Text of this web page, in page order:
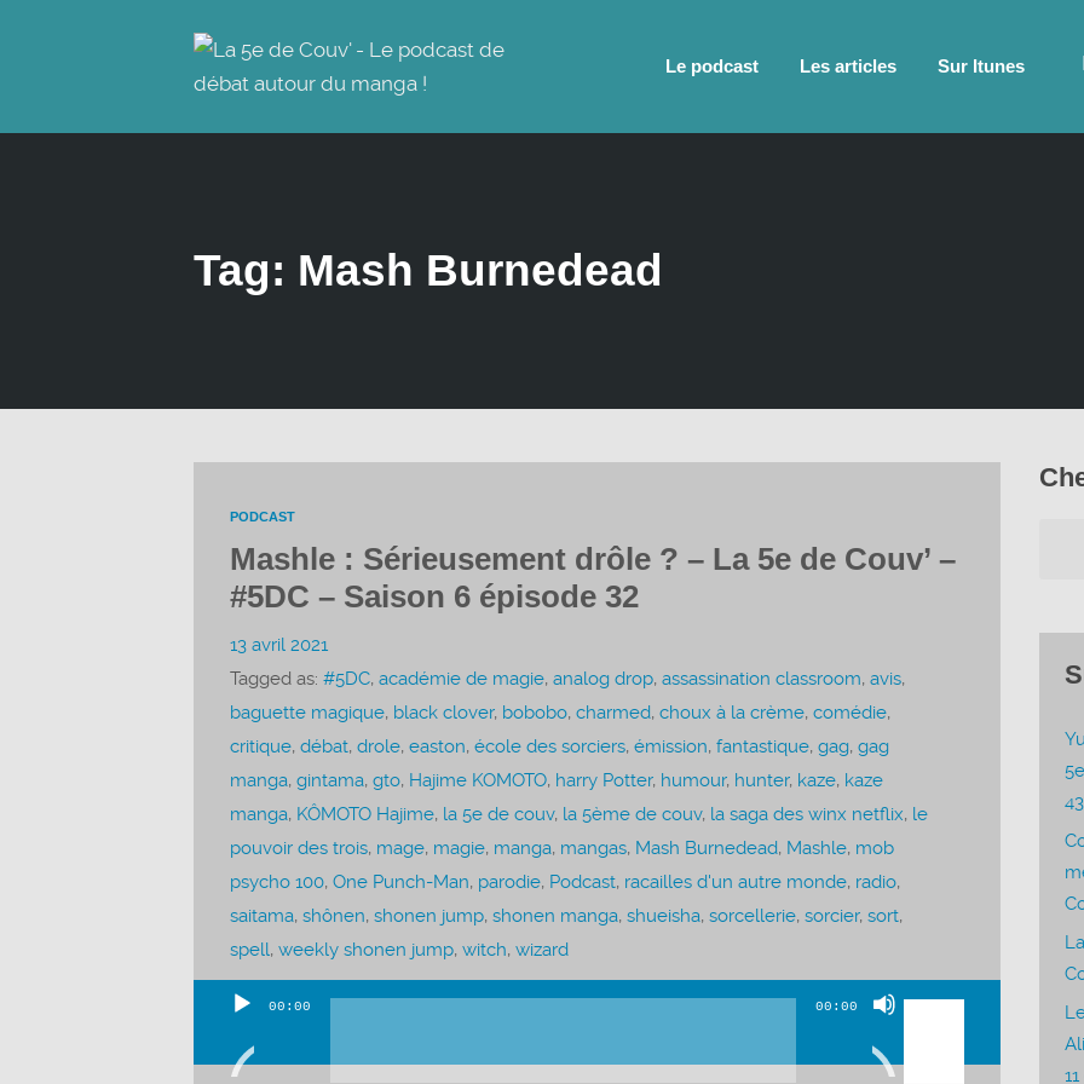
Le podcast Les articles Sur Itunes
Tag: Mash Burnedead
PODCAST
Mashle : Sérieusement drôle ? – La 5e de Couv’ –
#5DC – Saison 6 épisode 32
13 avril 2021
Tagged as: #5DC, académie de magie, analog drop, assassination classroom, avis,
baguette magique, black clover, bobobo, charmed, choux à la crème, comédie,
critique, débat, drole, easton, école des sorciers, émission, fantastique, gag, gag
manga, gintama, gto, Hajime KOMOTO, harry Potter, humour, hunter, kaze, kaze
manga, KÔMOTO Hajime, la 5e de couv, la 5ème de couv, la saga des winx netflix, le
pouvoir des trois, mage, magie, manga, mangas, Mash Burnedead, Mashle, mob
psycho 100, One Punch-Man, parodie, Podcast, racailles d'un autre monde, radio,
saitama, shônen, shonen jump, shonen manga, shueisha, sorcellerie, sorcier, sort,
spell, weekly shonen jump, witch, wizard
Lecteur
audio
00:00 00:00
Utilisez
flèches
43